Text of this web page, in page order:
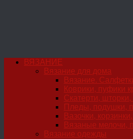
ВЯЗАНИЕ
Вязание для дома
Вязание.
Коврики, пуфики
Скатерти,
Пледы, подушки,
Вазочки,
Вязаные мелочи,
Вязание одежды